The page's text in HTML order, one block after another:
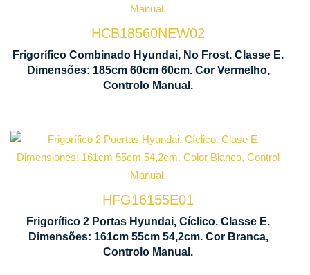
HCB18560NEW02
Frigorífico Combinado Hyundai, No Frost. Classe E.
Dimensões: 185cm 60cm 60cm. Cor Vermelho,
Controlo Manual.
No Frost
Manual
de
Controlo
Nível
Sonoro
HFG16155E01
Frigorífico 2 Portas Hyundai, Cíclico. Classe E.
Dimensões: 161cm 55cm 54,2cm. Cor Branca,
Controlo Manual.
Tecnologia
Cíclica
Manual
de
Controlo
550 x
mm